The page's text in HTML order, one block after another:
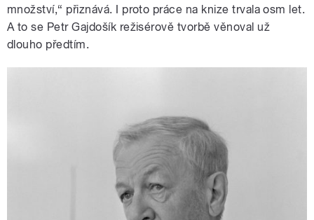
množství,“ přiznává. I proto práce na knize trvala osm let.
A to se Petr Gajdošík režisérově tvorbě věnoval už
dlouho předtím.